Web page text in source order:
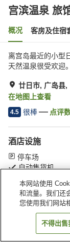
宫滨温泉 旅
概况 客房及住宿
离宫岛最近的小型
天然温泉很受欢迎。
廿日市, 广岛县,
在地图上查看
4.5 很棒 点评
酒店设施
停车场
自动售货机
首页 日本 广
本网站使用
和流量。我们还
您使用我们网站
不得出售